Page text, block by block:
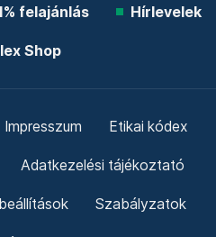
felajánlás Hírlevelek
Shop
Impresszum Etikai kódex
Adatkezelési tájékoztató
Szabályzatok